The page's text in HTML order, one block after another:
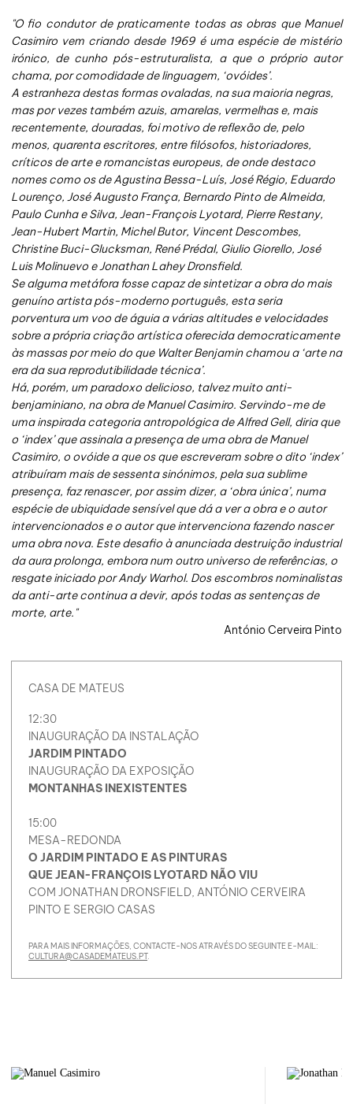
"O fio condutor de praticamente todas as obras que Manuel
Casimiro vem criando desde 1969 é uma espécie de mistério
irónico, de cunho pós-estruturalista, a que o próprio autor
chama, por comodidade de linguagem, ‘ovóides’.
A estranheza destas formas ovaladas, na sua maioria negras,
mas por vezes também azuis, amarelas, vermelhas e, mais
recentemente, douradas, foi motivo de reflexão de, pelo
menos, quarenta escritores, entre filósofos, historiadores,
críticos de arte e romancistas europeus, de onde destaco
nomes como os de Agustina Bessa-Luís, José Régio, Eduardo
Lourenço, José Augusto França, Bernardo Pinto de Almeida,
Paulo Cunha e Silva, Jean-François Lyotard, Pierre Restany,
Jean-Hubert Martin, Michel Butor, Vincent Descombes,
Christine Buci-Glucksman, René Prédal, Giulio Giorello, José
Luis Molinuevo e Jonathan Lahey Dronsfield.
Se alguma metáfora fosse capaz de sintetizar a obra do mais
genuíno artista pós-moderno português, esta seria
porventura um voo de águia a várias altitudes e velocidades
sobre a própria criação artística oferecida democraticamente
às massas por meio do que Walter Benjamin chamou a ‘arte na
era da sua reprodutibilidade técnica’.
Há, porém, um paradoxo delicioso, talvez muito anti-
benjaminiano, na obra de Manuel Casimiro. Servindo-me de
uma inspirada categoria antropológica de Alfred Gell, diria que
o ‘index’ que assinala a presença de uma obra de Manuel
Casimiro, o ovóide a que os que escreveram sobre o dito ‘index’
atribuíram mais de sessenta sinónimos, pela sua sublime
presença, faz renascer, por assim dizer, a ‘obra única’, numa
espécie de ubiquidade sensível que dá a ver a obra e o autor
intervencionados e o autor que intervenciona fazendo nascer
uma obra nova. Este desafio à anunciada destruição industrial
da aura prolonga, embora num outro universo de referências, o
resgate iniciado por Andy Warhol. Dos escombros nominalistas
da anti-arte continua a devir, após todas as sentenças de
morte, arte."
António Cerveira Pinto
CASA DE MATEUS
12:30
INAUGURAÇÃO DA INSTALAÇÃO
JARDIM PINTADO
INAUGURAÇÃO DA EXPOSIÇÃO
MONTANHAS INEXISTENTES
15:00
MESA-REDONDA
O JARDIM PINTADO E AS PINTURAS
QUE JEAN-FRANÇOIS LYOTARD NÃO VIU
COM JONATHAN DRONSFIELD, ANTÓNIO CERVEIRA
PINTO E SERGIO CASAS
PARA MAIS INFORMAÇÕES, CONTACTE-NOS ATRAVÉS DO SEGUINTE E-MAIL:
CULTURA@CASADEMATEUS.PT.